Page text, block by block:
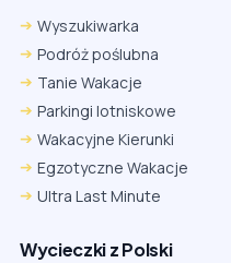
Wyszukiwarka
Podróż poślubna
Tanie Wakacje
Parkingi lotniskowe
Wakacyjne Kierunki
Egzotyczne Wakacje
Ultra Last Minute
Wycieczki z Polski